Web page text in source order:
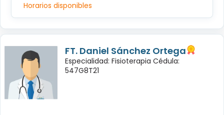
Horarios disponibles
FT. Daniel Sánchez Ortega
Especialidad: Fisioterapia Cédula:
547G8T21